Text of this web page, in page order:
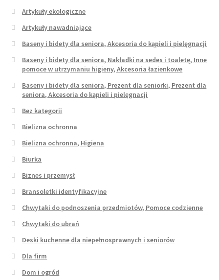
Artykuły ekologiczne
Artykuły nawadniające
Baseny i bidety dla seniora, Akcesoria do kąpieli i pielęgnacji
Baseny i bidety dla seniora, Nakładki na sedes i toaletę, Inne
pomoce w utrzymaniu higieny, Akcesoria łazienkowe
Baseny i bidety dla seniora, Prezent dla seniorki, Prezent dla
seniora, Akcesoria do kąpieli i pielęgnacji
Bez kategorii
Bielizna ochronna
Bielizna ochronna, Higiena
Biurka
Biznes i przemysł
Bransoletki identyfikacyjne
Chwytaki do podnoszenia przedmiotów, Pomoce codzienne
Chwytaki do ubrań
Deski kuchenne dla niepełnosprawnych i seniorów
Dla firm
Dom i ogród